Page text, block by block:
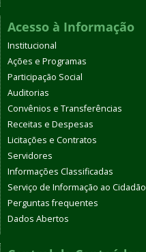
Acesso à Informação
Institucional
Ações e Programas
Participação Social
Auditorias
Convênios e Transferências
Receitas e Despesas
Licitações e Contratos
Servidores
Informações Classificadas
Serviço de Informação ao Cidadão
Perguntas frequentes
Dados Abertos